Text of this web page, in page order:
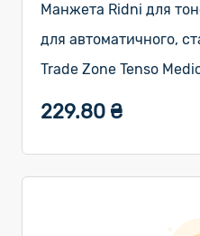
Манжета Ridni для
для автоматичного,
Trade Zone Tenso
229.80 ₴